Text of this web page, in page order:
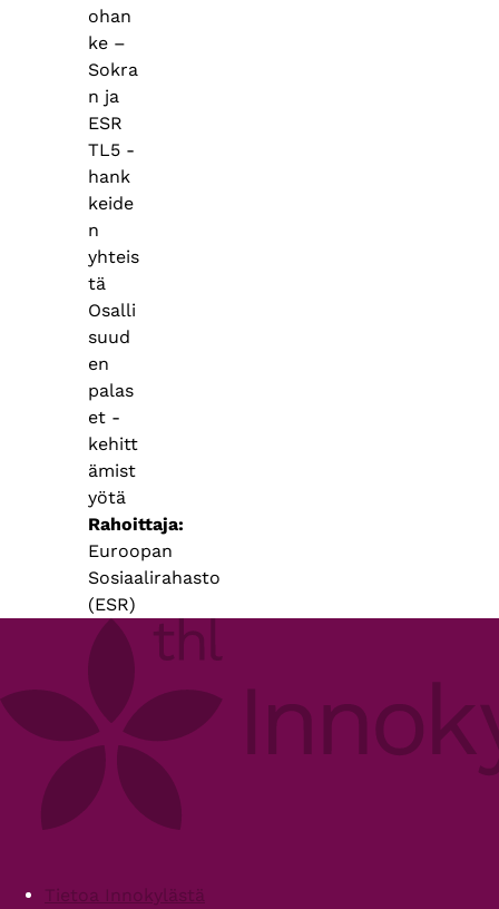
ohan
ke –
Sokra
n ja
ESR
TL5 -
hank
keide
n
yhteis
tä
Osalli
suud
en
palas
et -
kehitt
ämist
yötä
Rahoittaja
Euroopan
Sosiaalirahasto
(ESR)
FooterTietoa Innokylästä